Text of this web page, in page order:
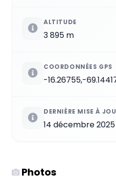
ALTITUDE
3 895 m
COORDONNÉES GPS
-16.26755,-
DERNIÈRE MISE À
14 décembre 2025
Photos